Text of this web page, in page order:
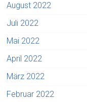
August 2022
Juli 2022
Mai 2022
April 2022
März 2022
Februar 2022